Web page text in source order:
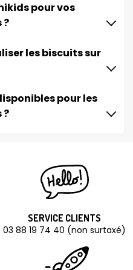
pour vos
?
les biscuits sur
pour les
?
SERVICE CLIENTS
03 88 19 74 40 (non surtaxé)